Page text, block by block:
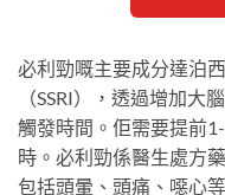
必利勁嘅主要成分達泊
（SSRI），透過增加
觸發時間。佢需要提前
時。必利勁係醫生處方
包括頭暈、頭痛、噁心等